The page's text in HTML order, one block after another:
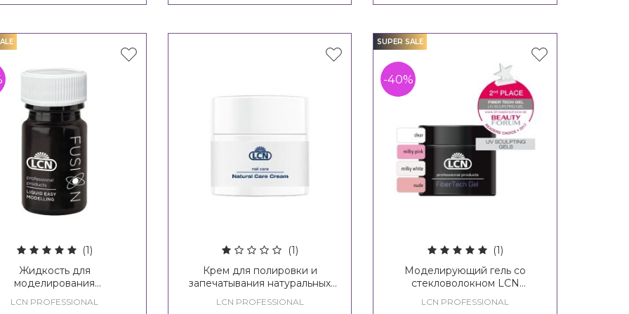
(1)
Жидкость для
моделирования
Liquid Easy Modelling
LCN PROFESSIONAL
(1)
Крем для полировки и
запечатывания натуральных
Cream
LCN PROFESSIONAL
SUPER SALE
-40%
(1)
Моделирующий гель со
стекловолокном LCN
LCN PROFESSIONAL